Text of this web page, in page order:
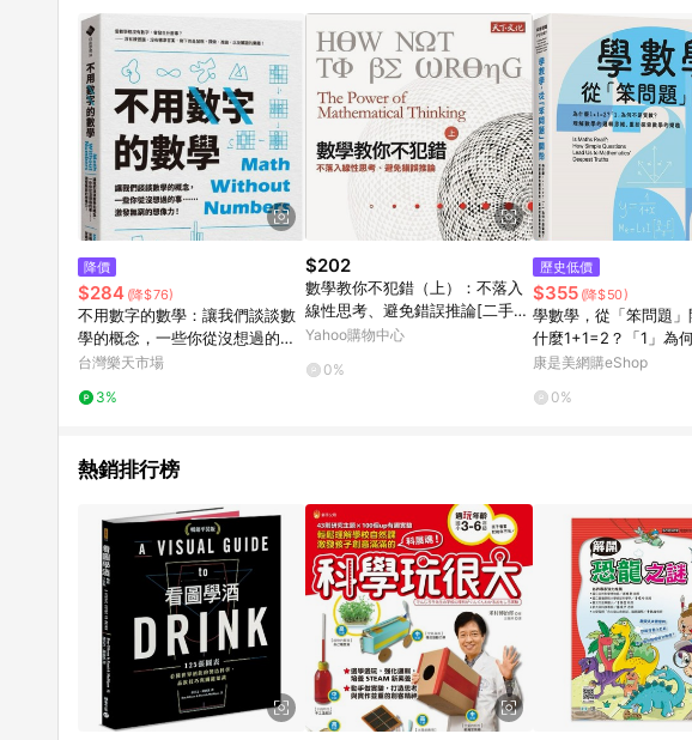
降價
$284 (降$76)
不用數字的數學：讓我們談談數
學的概念，一些你從沒想過的
事……激發無窮的想像力！【城
台灣樂天市場
3%
$202
數學教你不犯錯（上）：不落入
線性思考、避免錯誤推論[二手書
_良好]
Yahoo購物中心
0%
歷史低價
$355 (降$50)
學數學，從「笨問題」
什麼1+1=2？「1」為
數？理解數學的邏輯思
康是美網購eShop
0%
熱銷排行榜